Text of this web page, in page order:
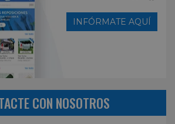
INFÓRMATE AQUÍ
CON NOSOTROS